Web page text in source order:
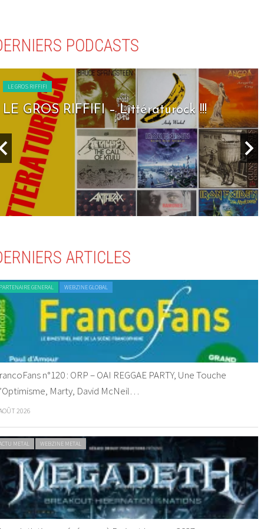
PODCASTS
LE GROS RIFFIFI
LE GROS RIFFIFI – Seven Days To Rock !!!
ARTICLES
GENERAL WEBZINE GLOBAL
n°120 : ORP – OAI REGGAE PARTY, Une Touche
Marty, David McNeil…
2026
METAL WEBZINE METAL